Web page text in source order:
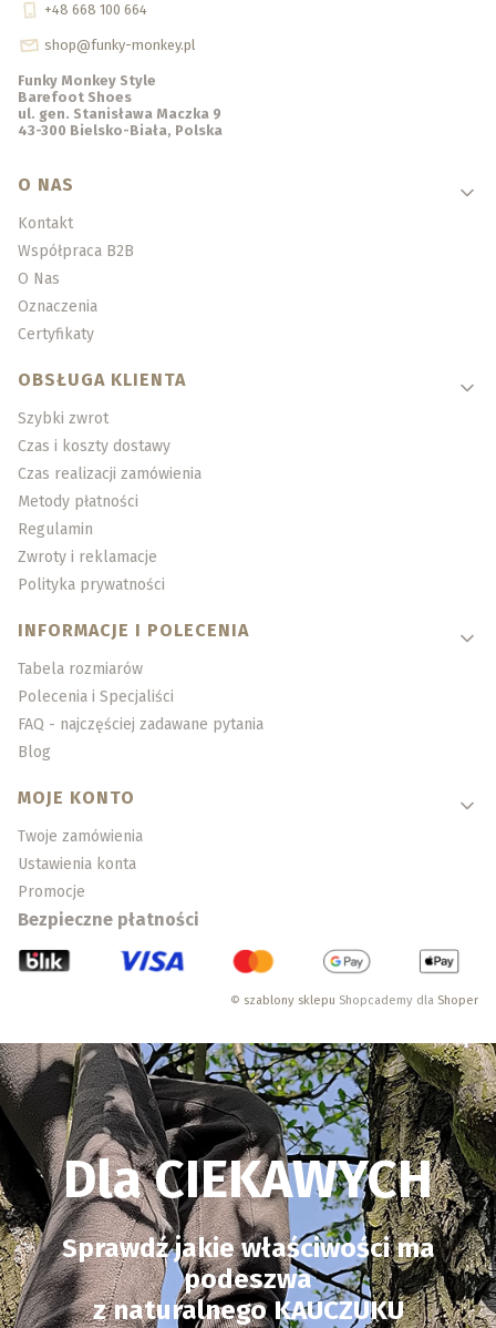
+48 668 100 664
shop@funky-monkey.pl
Funky Monkey Style
Barefoot Shoes
ul. gen. Stanisława Maczka 9
43-300 Bielsko-Biała, Polska
Linki w stopce
O NAS
Kontakt
Współpraca B2B
O Nas
Oznaczenia
Certyfikaty
OBSŁUGA KLIENTA
Szybki zwrot
Czas i koszty dostawy
Czas realizacji zamówienia
Metody płatności
Regulamin
Zwroty i reklamacje
Polityka prywatności
INFORMACJE I POLECENIA
Tabela rozmiarów
Polecenia i Specjaliści
FAQ - najczęściej zadawane pytania
Blog
MOJE KONTO
Twoje zamówienia
Ustawienia konta
Promocje
Bezpieczne płatności
© szablony sklepu Shopcademy dla Shoper
Dla CIEKAWYCH
Sprawdź jakie właściwości ma
podeszwa
z naturalnego KAUCZUKU